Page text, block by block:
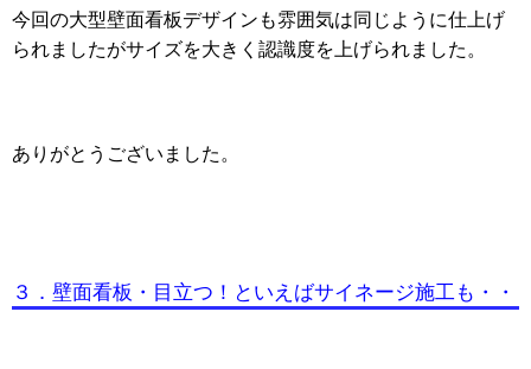
今回の大型壁面看板デザインも雰囲気は同じように仕上げ
られましたがサイズを大きく認識度を上げられました。
ありがとうございました。
３．壁面看板・目立つ！といえばサイネージ施工も・・